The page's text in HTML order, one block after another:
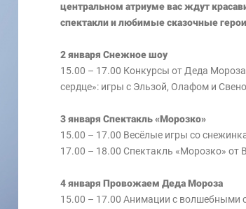
центральном атриуме вас ждут
спектакли и любимые сказочные
2 января Снежное шоу
15.00 – 17.00 Конкурсы от Деда
сердце»: игры с Эльзой, Олафом и
3 января Спектакль «Морозко»
15.00 – 17.00 Весёлые игры со
17.00 – 18.00 Спектакль «Морозко» от
4 января Провожаем Деда Мороза
15.00 – 17.00 Анимации с волшебными